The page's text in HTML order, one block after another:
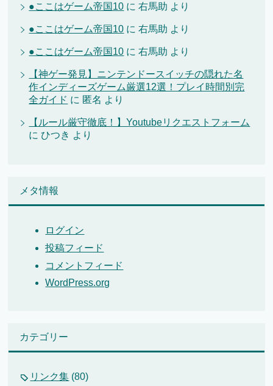
●ここはゲーム帝国10 に右馬助 より
●ここはゲーム帝国10 に右馬助 より
●ここはゲーム帝国10 に右馬助 より
【神ゲー発見】ニンテンドースイッチの隠れた名
作インディーズゲーム厳選12選！プレイ時間別完
全ガイド に 匿名 より
【ルール厳守徹底！】Youtubeリクエストフォーム
にひつき より
メタ情報
ログイン
投稿フィード
コメントフィード
WordPress.org
カテゴリー
リンク集 (80)